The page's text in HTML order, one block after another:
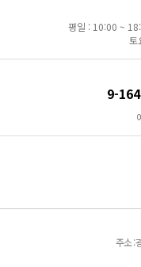
평일 : 10:00 ~
토
9-
주소 :